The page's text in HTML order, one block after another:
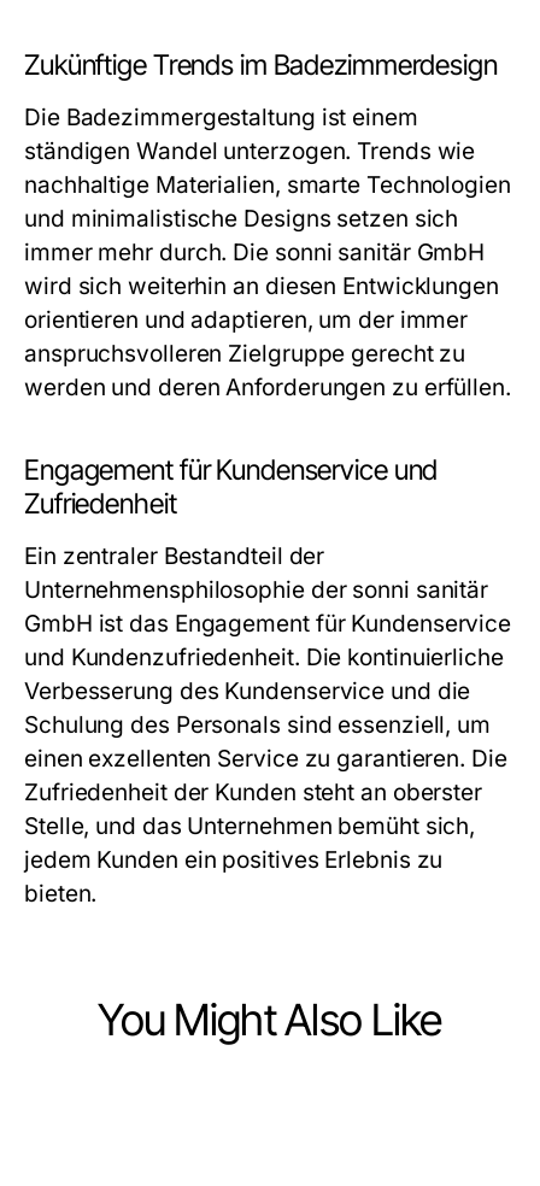
Zukünftige Trends im Badezimmerdesign
Die Badezimmergestaltung ist einem
ständigen Wandel unterzogen. Trends wie
nachhaltige Materialien, smarte Technologien
und minimalistische Designs setzen sich
immer mehr durch. Die sonni sanitär GmbH
wird sich weiterhin an diesen Entwicklungen
orientieren und adaptieren, um der immer
anspruchsvolleren Zielgruppe gerecht zu
werden und deren Anforderungen zu erfüllen.
Engagement für Kundenservice und
Zufriedenheit
Ein zentraler Bestandteil der
Unternehmensphilosophie der sonni sanitär
GmbH ist das Engagement für Kundenservice
und Kundenzufriedenheit. Die kontinuierliche
Verbesserung des Kundenservice und die
Schulung des Personals sind essenziell, um
einen exzellenten Service zu garantieren. Die
Zufriedenheit der Kunden steht an oberster
Stelle, und das Unternehmen bemüht sich,
jedem Kunden ein positives Erlebnis zu
bieten.
You Might Also Like